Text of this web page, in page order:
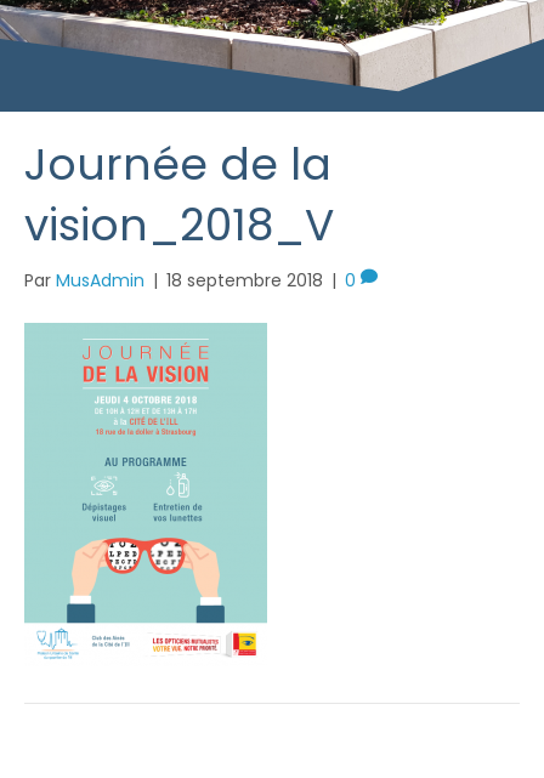
Journée de la
vision_2018_V
Par MusAdmin | 18 septembre 2018 | 0